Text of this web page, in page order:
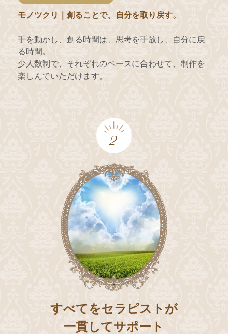
モノツクリ｜創ることで、自分を取り戻す。
手を動かし、創る時間は、思考を手放し、自分に戻
る時間。
少人数制で、それぞれのペースに合わせて、制作を
楽しんでいただけます。
2
すべてをセラピストが
一貫してサポート